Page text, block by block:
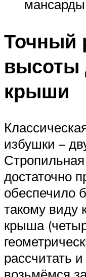
Точный
высоты
крыши
избушки –
достаточно
обеспечило
такому
крыша
рассчитать